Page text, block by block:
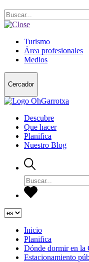
Turismo
Área profesionales
Medios
Cercador
Descubre
Que hacer
Planifica
Nuestro Blog
Inicio
Planifica
Dónde dormir en la
Estacionamiento